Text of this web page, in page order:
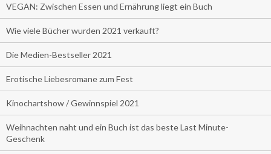
VEGAN: Zwischen Essen und Ernährung liegt ein Buch
Wie viele Bücher wurden 2021 verkauft?
Die Medien-Bestseller 2021
Erotische Liebesromane zum Fest
Kinochartshow / Gewinnspiel 2021
Weihnachten naht und ein Buch ist das beste Last Minute-
Geschenk